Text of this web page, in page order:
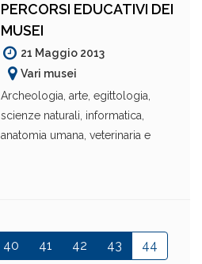
PERCORSI EDUCATIVI DEI
MUSEI
21 Maggio 2013
Vari musei
Archeologia, arte, egittologia,
scienze naturali, informatica,
anatomia umana, veterinaria e
40 41 42 43 44